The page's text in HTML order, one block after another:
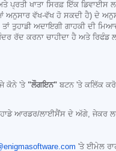
ਖਾਤਾ ਸਿਰਫ਼ ਇੱਕ ਡਿਵਾਈਸ
ਵੱਖ-ਵੱਖ ਹੋ ਸਕਦੀ ਹੈ) ਦੇ
ਤੁਹਾਡੀ ਅਦਾਇਗੀ ਗਾਹਕੀ ਦੀ
ਰੱਦ ਕਰਨਾ ਚਾਹੀਦਾ ਹੈ ਅਤੇ ਰਿਫੰਡ
ਕੋਨੇ 'ਤੇ "ਲੌਗਇਨ" ਬਟਨ 'ਤੇ ਕਲਿੱਕ
ਆਰਡਰ/ਲਾਈਸੈਂਸ ਦੇ ਅੱਗੇ, ਜੇਕਰ
'ਤੇ ਈਮੇਲ